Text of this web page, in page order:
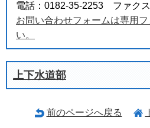
電話：0182-35-2253 ファク
お問い合わせフォームは専用
い。
上下水道部
前のページへ戻る